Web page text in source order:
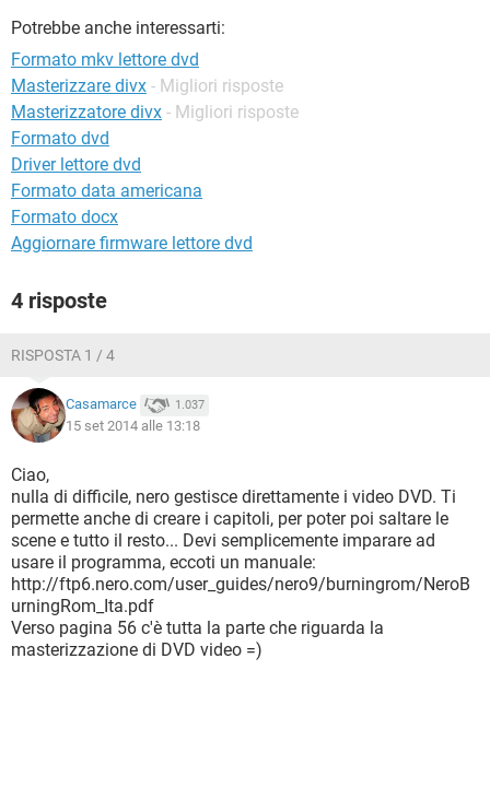
Potrebbe anche interessarti:
Formato mkv lettore dvd
Masterizzare divx - Migliori risposte
Masterizzatore divx - Migliori risposte
Formato dvd
Driver lettore dvd
Formato data americana
Formato docx
Aggiornare firmware lettore dvd
4 risposte
RISPOSTA 1 / 4
Casamarce 1.037
15 set 2014 alle 13:18
Ciao,
nulla di difficile, nero gestisce direttamente i video DVD. Ti
permette anche di creare i capitoli, per poter poi saltare le
scene e tutto il resto... Devi semplicemente imparare ad
usare il programma, eccoti un manuale:
http://ftp6.nero.com/user_guides/nero9/burningrom/NeroB
urningRom_Ita.pdf
Verso pagina 56 c'è tutta la parte che riguarda la
masterizzazione di DVD video =)